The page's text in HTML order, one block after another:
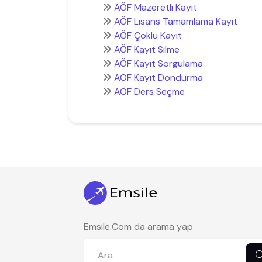
AÖF Mazeretli Kayıt
AÖF Lisans Tamamlama Kayıt
AÖF Çoklu Kayıt
AÖF Kayıt Silme
AÖF Kayıt Sorgulama
AÖF Kayıt Dondurma
AÖF Ders Seçme
Emsile.Com da arama yap